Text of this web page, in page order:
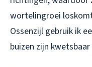
wortelingroei
Ossenzijl gebruik ik
buizen zijn